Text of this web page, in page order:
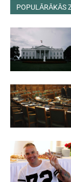
POPULĀRĀKĀS